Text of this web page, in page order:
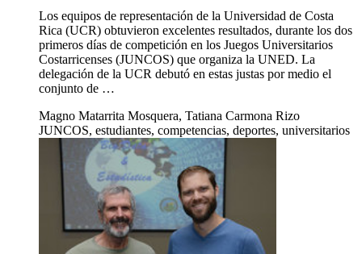
Los equipos de representación de la Universidad de Costa
Rica (UCR) obtuvieron excelentes resultados, durante los dos
primeros días de competición en los Juegos Universitarios
Costarricenses (JUNCOS) que organiza la UNED. La
delegación de la UCR debutó en estas justas por medio el
conjunto de …
Magno Matarrita Mosquera, Tatiana Carmona Rizo
JUNCOS, estudiantes, competencias, deportes, universitarios